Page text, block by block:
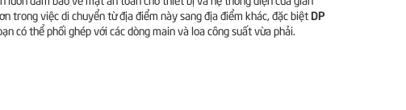
trong việc di chuyển từ địa điểm này sang địa điểm khác, đặc biệt DP
có thể phối ghép với các dòng main và loa công suất vừa phải.